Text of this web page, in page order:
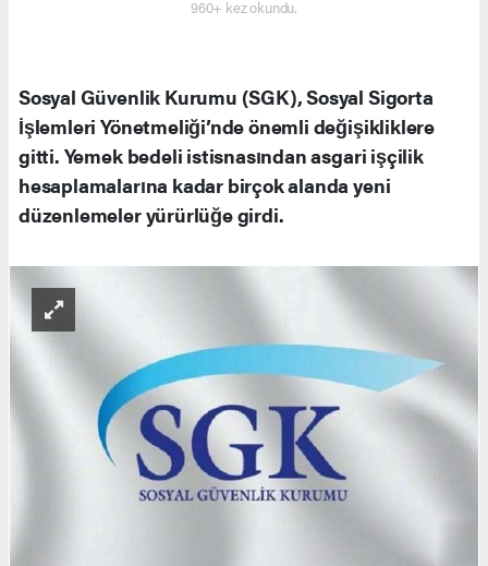
960+ kez okundu.
Sosyal Güvenlik Kurumu (SGK), Sosyal Sigorta
İşlemleri Yönetmeliği’nde önemli değişikliklere
gitti. Yemek bedeli istisnasından asgari işçilik
hesaplamalarına kadar birçok alanda yeni
düzenlemeler yürürlüğe girdi.